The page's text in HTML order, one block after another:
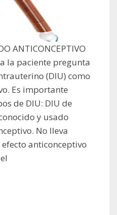
ANTICONCEPTIVO
la paciente pregunta
(DIU) como
Es importante
de DIU: DIU de
y usado
No lleva
anticonceptivo